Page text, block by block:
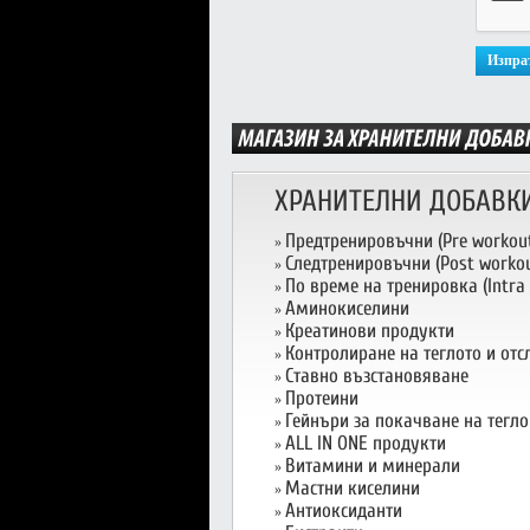
ХРАНИТЕЛНИ
» Предтренировъчни (Pre
» Следтренировъчни (Post
» По време на тренировка
» Аминокиселини
» Креатинови продукти
» Контролиране на теглото и
» Ставно възстановяване
» Протеини
» Гейнъри за покачване на тегло
» ALL IN ONE продукти
» Витамини и минерали
» Мастни киселини
» Антиоксиданти